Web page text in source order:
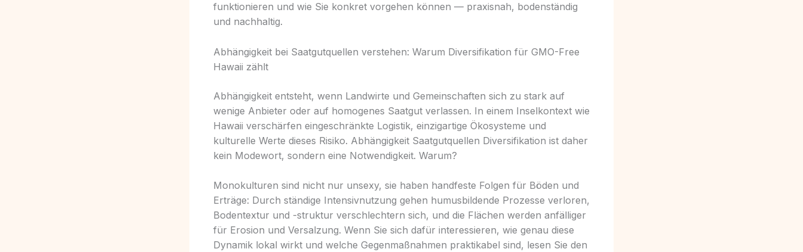
funktionieren und wie Sie konkret vorgehen können — praxisnah, bodenständig
und nachhaltig.
Abhängigkeit bei Saatgutquellen verstehen: Warum Diversifikation für GMO-Free
Hawaii zählt
Abhängigkeit entsteht, wenn Landwirte und Gemeinschaften sich zu stark auf
wenige Anbieter oder auf homogenes Saatgut verlassen. In einem Inselkontext wie
Hawaii verschärfen eingeschränkte Logistik, einzigartige Ökosysteme und
kulturelle Werte dieses Risiko. Abhängigkeit Saatgutquellen Diversifikation ist daher
kein Modewort, sondern eine Notwendigkeit. Warum?
Monokulturen sind nicht nur unsexy, sie haben handfeste Folgen für Böden und
Erträge: Durch ständige Intensivnutzung gehen humusbildende Prozesse verloren,
Bodentextur und -struktur verschlechtern sich, und die Flächen werden anfälliger
für Erosion und Versalzung. Wenn Sie sich dafür interessieren, wie genau diese
Dynamik lokal wirkt und welche Gegenmaßnahmen praktikabel sind, lesen Sie den